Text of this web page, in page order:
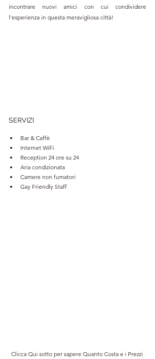
incontrare nuovi amici con cui condividere
l'esperienza in questa meravigliosa città!
SERVIZI
Bar & Caffè
Internet WiFi
Reception 24 ore su 24
Aria condizionata
Camere non fumatori
Gay Friendly Staff
Clicca Qui sotto per sapere Quanto Costa e i Prezzi